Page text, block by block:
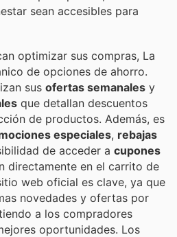
sean accesibles para
optimizar sus compras, La
de opciones de ahorro.
sus ofertas semanales y
que detallan descuentos
de productos. Además, es
especiales, rebajas
de acceder a cupones
directamente en el carrito de
web oficial es clave, ya que
novedades y ofertas por
a los compradores
oportunidades. Los